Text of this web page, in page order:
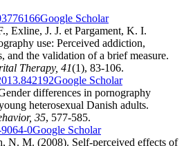
Google Scholar
Exline, J. J. et Pargament, K. I.
use: Perceived addiction,
and the validation of a brief measure.
Therapy, 41(1), 83-106.
Google Scholar
differences in pornography
heterosexual Danish adults.
35, 577-585.
0Google Scholar
N. M. (2008). Self-perceived effects of